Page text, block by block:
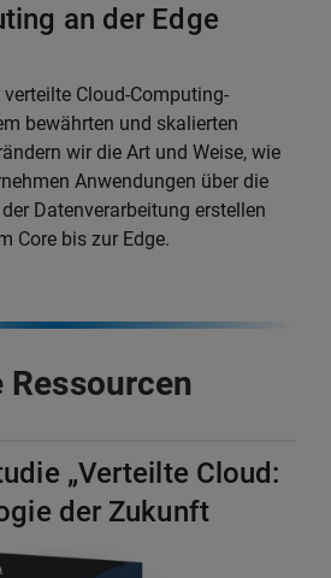
an der Edge
Cloud-Computing-
bewährten und skalierten
wir die Art und Weise, wie
Anwendungen über die
Datenverarbeitung erstellen
Core bis zur Edge.
„Verteilte Cloud:
der Zukunft